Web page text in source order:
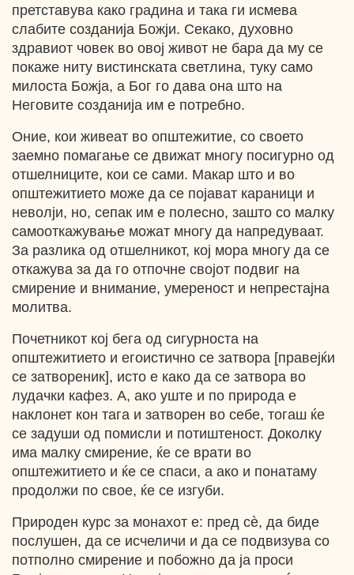
претставува како градина и така ги исмева
слабите созданија Божји. Секако, духовно
здравиот човек во овој живот не бара да му се
покаже ниту вистинската светлина, туку само
милоста Божја, а Бог го дава она што на
Неговите созданија им е потребно.
Оние, кои живеат во општежитие, со своето
заемно помагање се движат многу посигурно од
отшелниците, кои се сами. Макар што и во
општежитието може да се појават караници и
неволји, но, сепак им е полесно, зашто со малку
самооткажување можат многу да напредуваат.
За разлика од отшелникот, кој мора многу да се
откажува за да го отпочне својот подвиг на
смирение и внимание, умереност и непрестајна
молитва.
Почетникот кој бега од сигурноста на
општежитието и егоистично се затвора [правејќи
се затвореник], исто е како да се затвора во
лудачки кафез. А, ако уште и по природа е
наклонет кон тага и затворен во себе, тогаш ќе
се задуши од помисли и потиштеност. Доколку
има малку смирение, ќе се врати во
општежитието и ќе се спаси, а ако и понатаму
продолжи по свое, ќе се изгуби.
Природен курс за монахот е: пред сѐ, да биде
послушен, да се исчеличи и да се подвизува со
потполно смирение и побожно да ја проси